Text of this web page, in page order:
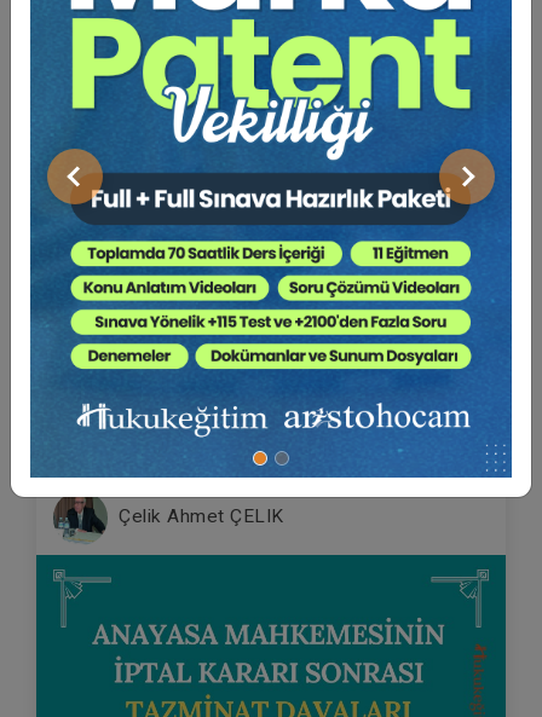
Önceki Sonraki
AYM İptal Kararının Sigorta Tahkim
Yargılamasına Yansıması ve Güncel Sorunlar
Video Eğitimi
Yayın Tarihi: 9.11.2020
300 TL
Çelik Ahmet ÇELIK